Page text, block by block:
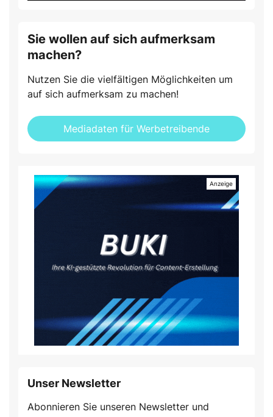
Sie wollen auf sich aufmerksam
machen?
Nutzen Sie die vielfältigen Möglichkeiten um
auf sich aufmerksam zu machen!
Mediadaten für Werbetreibende
Unser Newsletter
Abonnieren Sie unseren Newsletter und